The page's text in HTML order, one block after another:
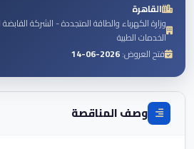
القاهرة
وزارة الكهرباء والطاقة المتجددة - الشركة
الخدمات الطبية
فتح العروض:2026-06-14
وصف المناقصة